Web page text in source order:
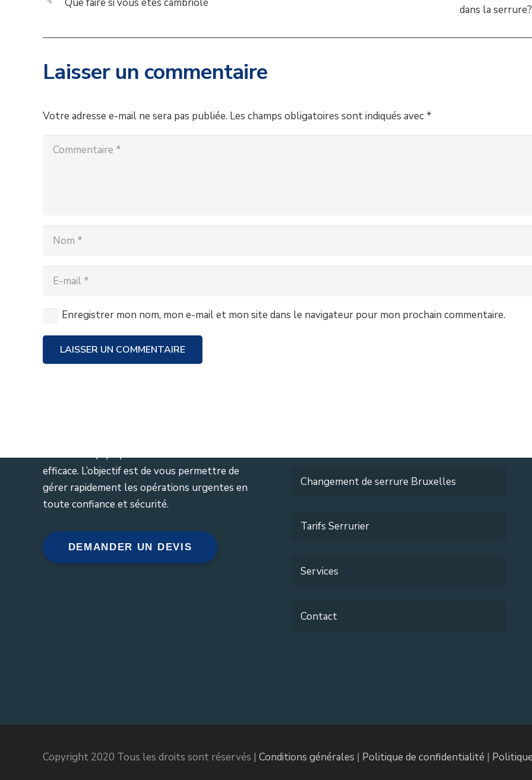
dans la serrure?
Laisser un commentaire
Votre adresse e-mail ne sera pas publiée. Les champs obligatoires sont indiqués avec *
Enregistrer mon nom, mon e-mail et mon site dans le navigateur pour mon prochain commentaire.
LAISSER UN COMMENTAIRE
A Propos de nous
serrurier. Équipe professionnelle et service
efficace. L’objectif est de vous permettre de
gérer rapidement les opérations urgentes en
toute confiance et sécurité.
DEMANDER UN DEVIS
Changement de serrure Bruxelles
Tarifs Serrurier
Services
Contact
Copyright 2020 Tous les droits sont réservés | Conditions générales | Politique de confidentialité |